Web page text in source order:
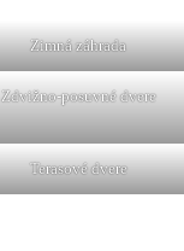
Zimná záhrada
Zdvižno-posuvné dvere
Terasové dvere